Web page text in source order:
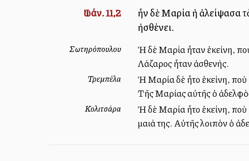
Ἰωάν. 11,2
ἦν δὲ Μαρία ἡ ἀλείψασα
ἠσθένει.
Σωτηρόπουλου
Ἡ δὲ Μαρία ἦταν ἐκείνη,
Λάζαρος ἦταν ἀσθενής.
Τρεμπέλα
Ἡ Μαρία δὲ ἦτο ἐκείνη, ποὺ
Τῆς Μαρίας αὐτῆς ὁ
Κολιτσάρα
Ἡ δὲ Μαρία ἦτο ἐκείνη, ποὺ
μαλλιά της. Αὐτῆς λοιπὸν ὁ